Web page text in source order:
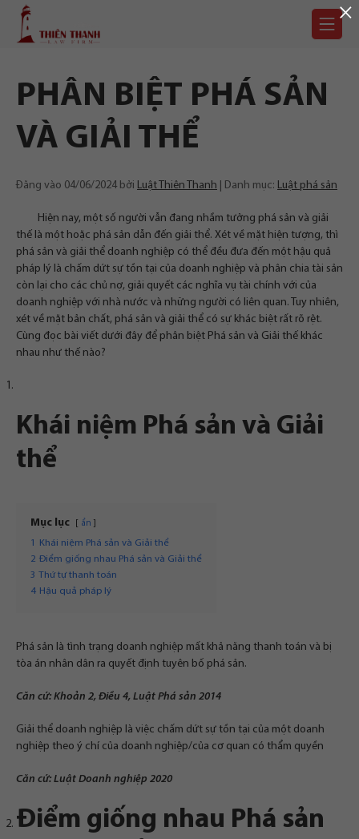
Chuyển
Trang
chủ
PHÂN BIỆT PHÁ SẢN
VÀ GIẢI THỂ
Đăng vào 04/06/2024 bởi Luật Thiên Thanh Danh mục: Luật phá sản
Hiện nay, một số người vẫn đang nhầm tưởng phá sản và giải
thế là một hoặc phá sản dẫn đến giải thể. Xét về mặt hiện tượng, thì
phá sản và giải thể doanh nghiệp có thể đều đưa đến một hậu quả
pháp lý là chấm dứt sự tồn tại của doanh nghiệp và phân chia tài sản
còn lại cho các chủ nợ, giải quyết các nghĩa vụ tài chính với của
doanh nghiệp với nhà nước và những người có liên quan. Tuy nhiên,
xét về mặt bản chất, phá sản và giải thể có sự khác biệt rất rõ rệt.
Cùng đọc bài viết dưới đây để phân biệt Phá sản và Giải thế khác
nhau như thế nào?
Khái niệm Phá sản và Giải
thể
Mục lục ẩn
1
Khái niệm Phá sản và Giải thể
2 Điểm giống nhau Phá sản và Giải thể
3
Thứ tự thanh toán
4
Hậu quả pháp lý
Phá sản là tình trạng doanh nghiệp mất khả năng thanh toán và bị
tòa án nhân dân ra quyết định tuyên bố phá sản.
Căn cứ: Khoản 2, Điều 4, Luật Phá sản 2014
Giải thể doanh nghiệp là việc chấm dứt sự tồn tại của một doanh
nghiệp theo ý chí của doanh nghiệp/của cơ quan có thẩm quyền
Căn cứ: Luật Doanh nghiệp 2020
Điểm giống nhau Phá sản
×